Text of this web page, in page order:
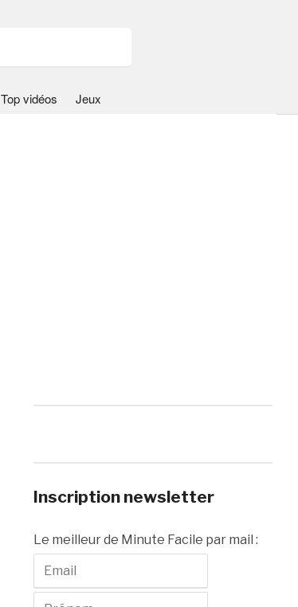
Top vidéos Jeux
Inscription newsletter
Le meilleur de Minute Facile par mail :